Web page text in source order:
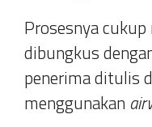
Prosesnya
dibungkus
penerima ditulis
menggunakan